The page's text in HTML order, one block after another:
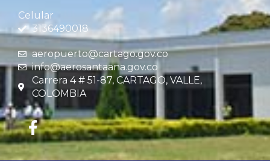
Celular
3136490018
aeropuerto@cartago.gov.co
info@aerosantaana.gov.co
Carrera 4 # 51-87, CARTAGO, VALLE,
COLOMBIA